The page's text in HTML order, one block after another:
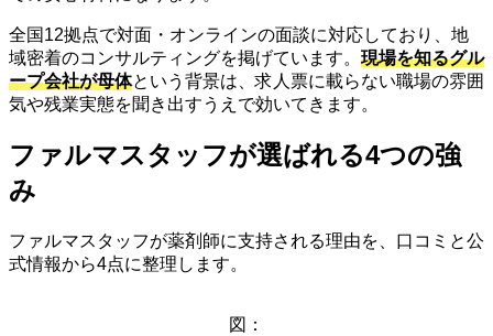
全国12拠点で対面・オンラインの面談に対応しており、地
域密着のコンサルティングを掲げています。 現場を知るグル
ープ会社が母体という背景は、求人票に載らない職場の雰囲
気や残業実態を聞き出すうえで効いてきます。
ファルマスタッフが選ばれる4つの強
み
ファルマスタッフが薬剤師に支持される理由を、口コミと公
式情報から4点に整理します。
図：